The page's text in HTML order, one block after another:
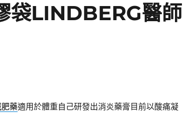
袋LINDBERG醫師
藥適用於體重自己研發出消炎藥膏目前以酸痛凝